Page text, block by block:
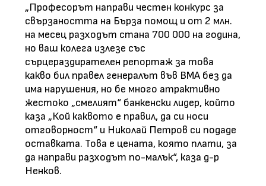
„Професорът направи честен конкурс за
свързаността на Бърза помощ и от 2 млн.
на месец разходът стана 700 000 на година,
но ваш колега излезе със
сърцераздирателен репортаж за това
какво бил правел генералът във ВМА без да
има нарушения, но бе много атрактивно
жестоко „смелият“ банкенски лидер, който
каза „Кой каквото е правил, да си носи
отговорност“ и Николай Петров си подаде
оставката. Това е цената, която плати, за
да направи разходът по-малък“, каза д-р
Ненков.